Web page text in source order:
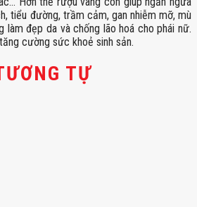
tiểu đường, trầm cảm, gan nhiễm mỡ, mù
làm đẹp da và chống lão hoá cho phái nữ.
cường sức khoẻ sinh sản.
TỰ